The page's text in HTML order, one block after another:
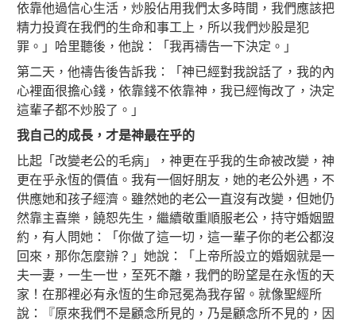
依靠他過信心生活，炒股佔用我們太多時間，我們應該把
精力投資在我們的生命和事工上，所以我們炒股是犯
罪。」哈里聽後，他說：「我再禱告一下決定。」
第二天，他禱告後告訴我：「神已經對我說話了，我的內
心裡面很擔心錢，依靠錢不依靠神，我已經悔改了，決定
這輩子都不炒股了。」
我自己的成長， 才是神最在乎的
比起「改變老公的毛病」，神更在乎我的生命被改變，神
更在乎永恆的價值。我有一個好朋友，她的老公外遇，不
供應她和孩子經濟。雖然她的老公一直沒有改變，但她仍
然靠主喜樂，饒恕先生，繼續敬重順服老公，持守婚姻盟
約，有人問她：「你做了這一切，這一輩子你的老公都沒
回來，那你怎麼辦？」她說：「上帝所設立的婚姻就是一
夫一妻，一生一世，至死不離，我們的盼望是在永恆的天
家！在那裡必有永恆的生命冠冕為我存留。就像聖經所
說：『原來我們不是顧念所見的，乃是顧念所不見的，因